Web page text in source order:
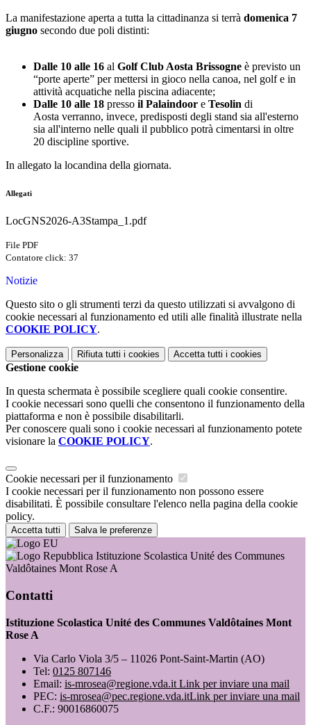
La manifestazione aperta a tutta la cittadinanza si terrà domenica 7
giugno secondo due poli distinti:
Dalle 10 alle 16 al Golf Club Aosta Brissogne è previsto un
“porte aperte” per mettersi in gioco nella canoa, nel golf e in
attività acquatiche nella piscina adiacente;
Dalle 10 alle 18 presso il Palaindoor e Tesolin di
Aosta verranno, invece, predisposti degli stand sia all'esterno
sia all'interno nelle quali il pubblico potrà cimentarsi in oltre
20 discipline sportive.
In allegato la locandina della giornata.
Allegati
LocGNS2026-A3Stampa_1.pdf
File PDF
Contatore click: 37
Notizie
Questo sito o gli strumenti terzi da questo utilizzati si avvalgono di
cookie necessari al funzionamento ed utili alle finalità illustrate nella
COOKIE POLICY.
Personalizza Rifiuta tutti i cookies Accetta tutti i cookies
Gestione cookie
In questa schermata è possibile scegliere quali cookie consentire.
I cookie necessari sono quelli che consentono il funzionamento della
piattaforma e non è possibile disabilitarli.
Per conoscere quali sono i cookie necessari al funzionamento potete
visionare la COOKIE POLICY.
Cookie necessari per il funzionamento
I cookie necessari per il funzionamento non possono essere
disabilitati. È possibile consultare l'elenco nella pagina della cookie
policy.
Accetta tutti Salva le preferenze
Istituzione Scolastica Unité des Communes
Valdôtaines Mont Rose A
Contatti
Istituzione Scolastica Unité des Communes Valdôtaines Mont
Rose A
Via Carlo Viola 3/5 – 11026 Pont-Saint-Martin (AO)
Tel: 0125 807146
Email: is-mrosea@regione.vda.it Link per inviare una mail
PEC: is-mrosea@pec.regione.vda.itLink per inviare una mail
C.F.: 90016860075